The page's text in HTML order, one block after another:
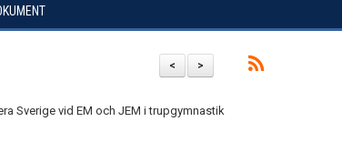
>
<
Sverige vid EM och JEM i trupgymnastik